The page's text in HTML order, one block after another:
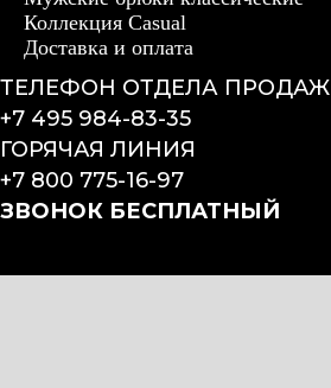
Коллекция Casual
Доставка и оплата
ТЕЛЕФОН ОТДЕЛА ПРОДАЖ
+7 495 984-83-35
ГОРЯЧАЯ ЛИНИЯ
+7 800 775-16-97
ЗВОНОК БЕСПЛАТНЫЙ